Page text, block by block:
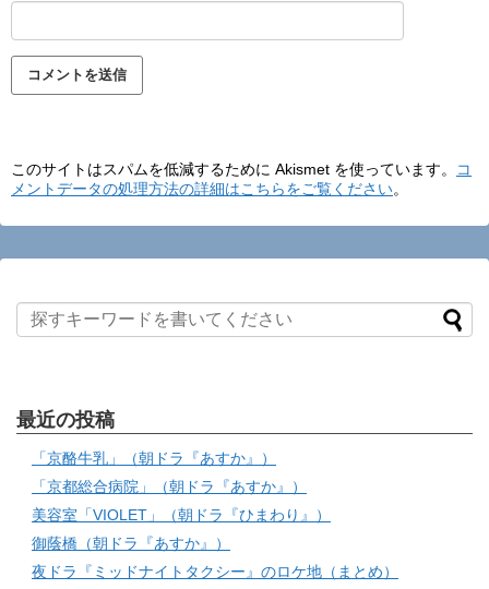
このサイトはスパムを低減するために Akismet を使っています。
コ
メントデータの処理方法の詳細はこちらをご覧ください。
最近の投稿
「京酪牛乳」（朝ドラ『あすか』）
「京都総合病院」（朝ドラ『あすか』）
美容室「VIOLET」（朝ドラ『ひまわり』）
御蔭橋（朝ドラ『あすか』）
夜ドラ『ミッドナイトタクシー』のロケ地（まとめ）